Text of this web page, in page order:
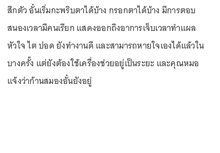
สึกตัว อั๋นเริ่มกะพริบตาได้บ้าง กรอกตาได้บ้าง มีการตอบ
สนองเวลามีคนเรียก แสดงออกถึงอาการเจ็บเวลาทำแผล
หัวใจ ไต ปอด ยังทำงานดี และสามารถหายใจเองได้แล้วใน
บางครั้ง แต่ยังต้องใช้เครื่องช่วยอยู่เป็นระยะ และคุณหมอ
แจ้งว่าก้านสมองอั๋นยังอยู่